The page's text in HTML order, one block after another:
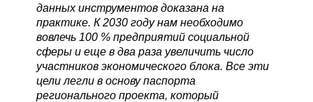
данных инструментов доказана на
практике. К 2030 году нам необходимо
вовлечь 100 % предприятий социальной
сферы и еще в два раза увеличить число
участников экономического блока. Все эти
цели легли в основу паспорта
регионального проекта, который